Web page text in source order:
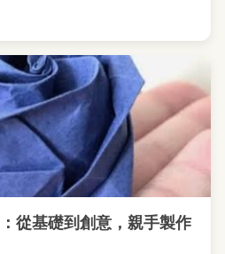
從基礎到創意，親手製作